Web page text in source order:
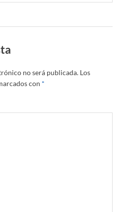
no será publicada. Los
con *